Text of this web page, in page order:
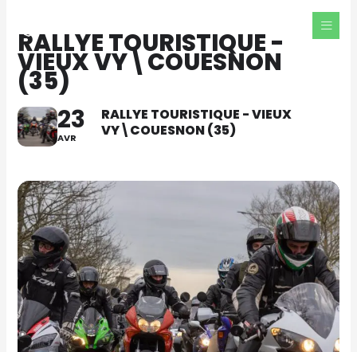
contenu
RALLYE TOURISTIQUE -
VIEUX VY\COUESNON
(35)
23
AVR
RALLYE TOURISTIQUE - VIEUX
VY\COUESNON (35)